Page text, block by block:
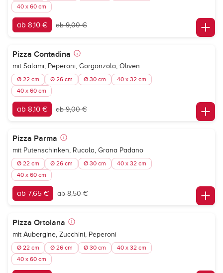
40 x 60 cm
ab 8,10 € ab 9,00 €
Pizza Contadina
mit Salami, Peperoni, Gorgonzola, Oliven
Ø 22 cm Ø 26 cm Ø 30 cm
40 x 32 cm
40 x 60 cm
ab 8,10 € ab 9,00 €
Pizza Parma
mit Putenschinken, Rucola, Grana Padano
Ø 22 cm Ø 26 cm Ø 30 cm
40 x 32 cm
40 x 60 cm
ab 7,65 € ab 8,50 €
Pizza Ortolana
mit Aubergine, Zucchini, Peperoni
Ø 22 cm Ø 26 cm Ø 30 cm
40 x 32 cm
40 x 60 cm